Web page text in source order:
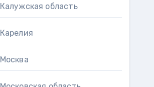
Калужская область
Карелия
Москва